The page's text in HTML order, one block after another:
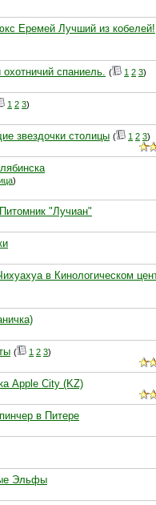
Еремей Лучший из кобелей!
спаниель. ( 1 2 3)
1 2 3)
звездочки столицы ( 1 2 3)
)
"Лучиан"
в Кинологическом
( 1 2 3)
Apple City (KZ)
в Питере
Эльфы